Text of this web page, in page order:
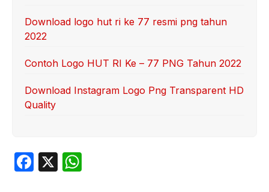
Download logo hut ri ke 77 resmi png tahun
2022
Contoh Logo HUT RI Ke – 77 PNG Tahun 2022
Download Instagram Logo Png Transparent HD
Quality
F
X